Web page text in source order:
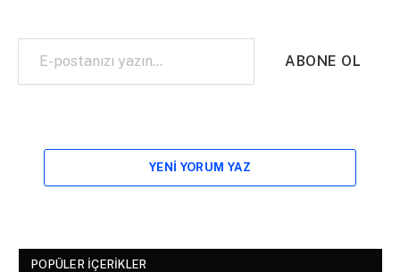
E-postanızı yazın…
ABONE OL
YENI YORUM YAZ
POPÜLER İÇERIKLER